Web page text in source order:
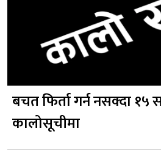
बचत फिर्ता गर्न नसक्दा १५
कालोसूचीमा